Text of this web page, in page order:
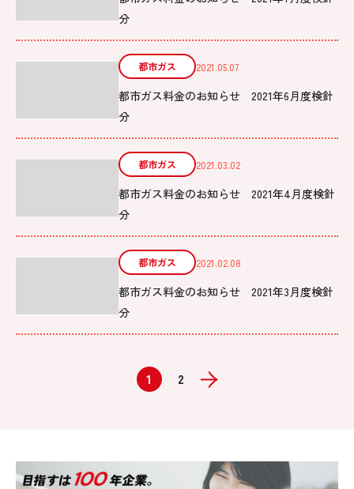
分
都市ガス 2021.05.07
都市ガス料金のお知らせ 2021年6月度検針
分
都市ガス 2021.03.02
都市ガス料金のお知らせ 2021年4月度検針
分
都市ガス 2021.02.08
都市ガス料金のお知らせ 2021年3月度検針
分
1 2